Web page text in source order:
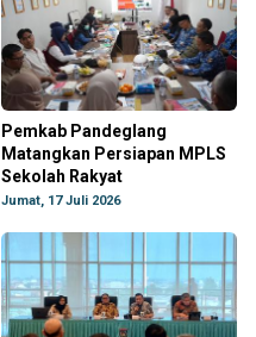
Pemkab Pandeglang
Matangkan Persiapan MPLS
Sekolah Rakyat
Jumat, 17 Juli 2026